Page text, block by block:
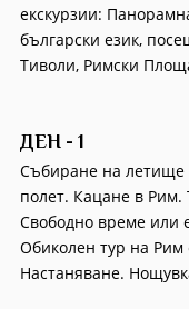
екскурзии:
български език,
Тиволи, Римски
ДЕН - 1
Събиране на летище
полет. Кацане в Рим.
Свободно време или
Обиколен тур на Рим
Настаняване.